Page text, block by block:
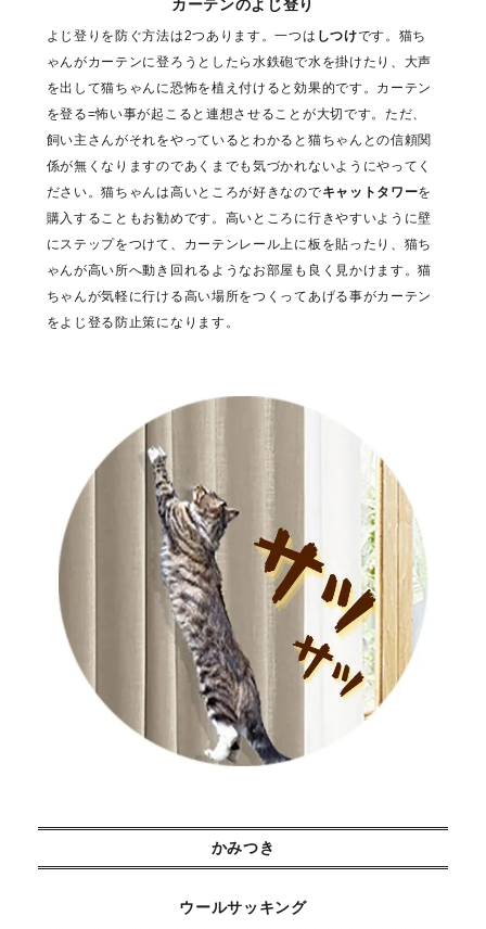
カーテンのよじ登り
よじ登りを防ぐ方法は2つあります。一つは しつけです。猫ち
ゃんがカーテンに登ろうとしたら水鉄砲で水を掛けたり、大声
を出して猫ちゃんに恐怖を植え付けると効果的です。カーテン
を登る=怖い事が起こると連想させることが大切です。ただ、
飼い主さんがそれをやっているとわかると猫ちゃんとの信頼関
係が無くなりますのであくまでも気づかれないようにやってく
ださい。猫ちゃんは高いところが好きなのでキャットタワーを
購入することもお勧めです。高いところに行きやすいように壁
にステップをつけて、カーテンレール上に板を貼ったり、猫ち
ゃんが高い所へ動き回れるようなお部屋も良く見かけます。猫
ちゃんが気軽に行ける高い場所をつくってあげる事がカーテン
をよじ登る防止策になります。
かみつき
ウールサッキング